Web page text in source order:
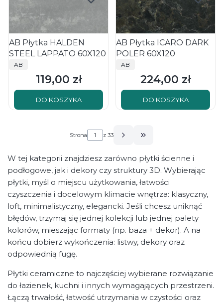
AB Płytka HALDEN
STEEL LAPPATO 60X120
PRODUCENT
AB
Cena
119,00 zł
DO KOSZYKA
AB Płytka ICARO DARK
POLER 60X120
PRODUCENT
AB
Cena
224,00 zł
DO KOSZYKA
Strona z 33
Przejdź do ostatniej
W tej kategorii znajdziesz zarówno płytki ścienne i
podłogowe, jak i dekory czy struktury 3D. Wybierając
płytki, myśl o miejscu użytkowania, łatwości
czyszczenia i docelowym klimacie wnętrza: klasyczny,
loft, minimalistyczny, elegancki. Jeśli chcesz uniknąć
błędów, trzymaj się jednej kolekcji lub jednej palety
kolorów, mieszając formaty (np. baza + dekor). A na
końcu dobierz wykończenia: listwy, dekory oraz
odpowiednią fugę.
Płytki ceramiczne to najczęściej wybierane rozwiązanie
do łazienek, kuchni i innych wymagających przestrzeni.
Łączą trwałość, łatwość utrzymania w czystości oraz